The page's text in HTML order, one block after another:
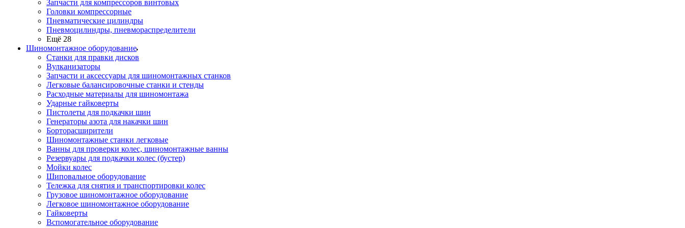
Запчасти для компрессоров винтовых
Головки компрессорные
Пневматические цилиндры
Пневмоцилиндры, пневмораспределители
Ещё 28
Шиномонтажное оборудование
Станки для правки дисков
Вулканизаторы
Запчасти и аксессуары для шиномонтажных станков
Легковые балансировочные станки и стенды
Расходные материалы для шиномонтажа
Ударные гайковерты
Пистолеты для подкачки шин
Генераторы азота для накачки шин
Борторасширители
Шиномонтажные станки легковые
Ванны для проверки колес, шиномонтажные ванны
Резервуары для подкачки колес (бустер)
Мойки колес
Шиповальное оборудование
Тележка для снятия и транспортировки колес
Грузовое шиномонтажное оборудование
Легковое шиномонтажное оборудование
Гайковерты
Вспомогательное оборудование